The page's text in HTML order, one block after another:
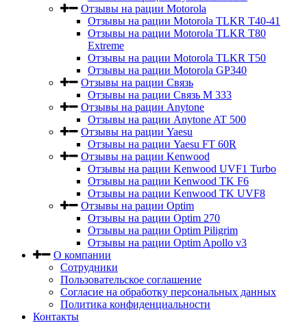
Отзывы на рации Motorola
Отзывы на рации Motorola TLKR T40-41
Отзывы на рации Motorola TLKR T80
Extreme
Отзывы на рации Motorola TLKR T50
Отзывы на рации Motorola GP340
Отзывы на рации Связь
Отзывы на рации Связь М 333
Отзывы на рации Anytone
Отзывы на рации Anytone AT 500
Отзывы на рации Yaesu
Отзывы на рации Yaesu FT 60R
Отзывы на рации Kenwood
Отзывы на рации Kenwood UVF1 Turbo
Отзывы на рации Kenwood TK F6
Отзывы на рации Kenwood TK UVF8
Отзывы на рации Optim
Отзывы на рации Optim 270
Отзывы на рации Optim Piligrim
Отзывы на рации Optim Apollo v3
О компании
Сотрудники
Пользовательское соглашение
Согласие на обработку персональных данных
Политика конфиденциальности
Контакты